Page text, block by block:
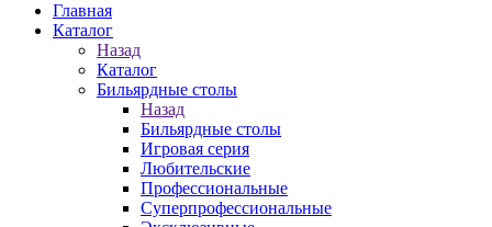
Главная
Каталог
Назад
Каталог
Бильярдные столы
Назад
Бильярдные столы
Игровая серия
Любительские
Профессиональные
Суперпрофессиональные